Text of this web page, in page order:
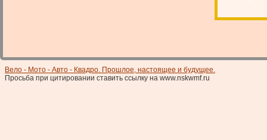
Вело - Мото - Авто - Квадро. Прошлое, настоящее и будущее.
Просьба при цитировании ставить ссылку на www.nskwmf.ru